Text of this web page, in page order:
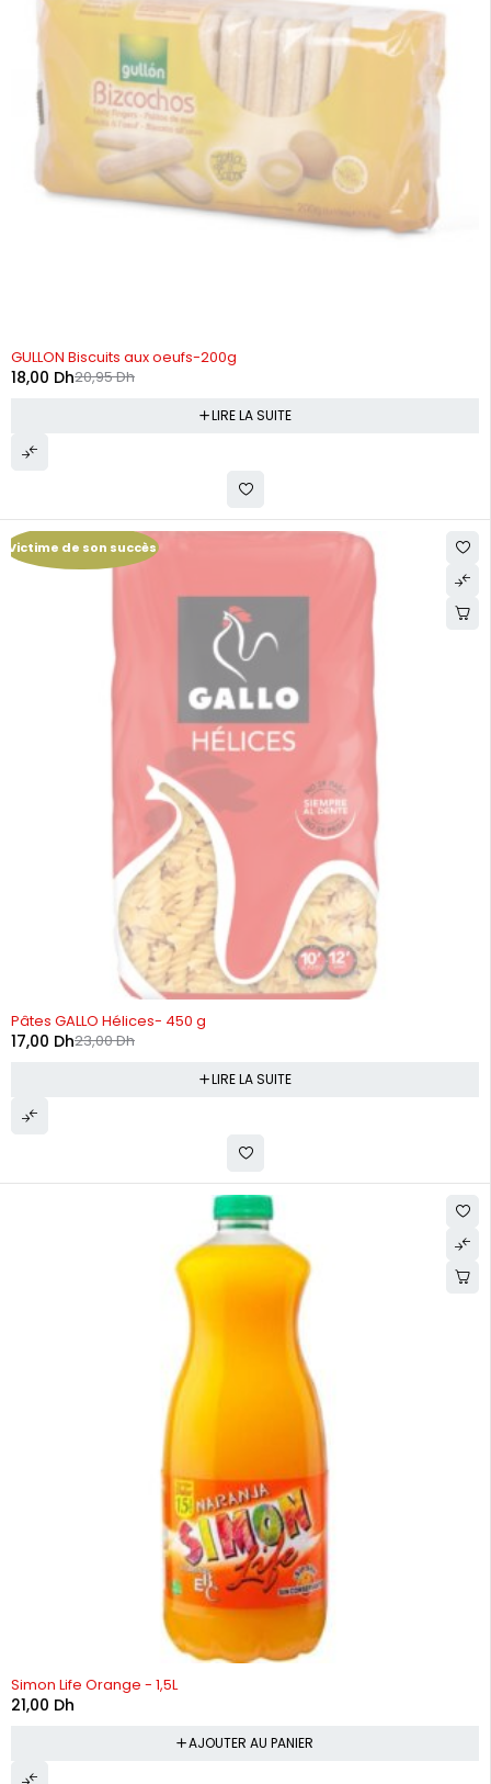
RUPTURE DE STOCK
GULLON Biscuits aux oeufs-200g
20,95Dh
18,00 Dh
LIRE LA SUITE
Victime de son succès
RUPTURE DE STOCK
Pâtes GALLO Hélices- 450 g
23,00Dh
17,00 Dh
LIRE LA SUITE
Simon Life Orange - 1,5L
21,00 Dh
AJOUTER AU PANIER